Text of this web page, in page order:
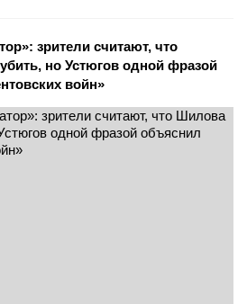
зрители считают, что
но Устюгов одной фразой
войн»